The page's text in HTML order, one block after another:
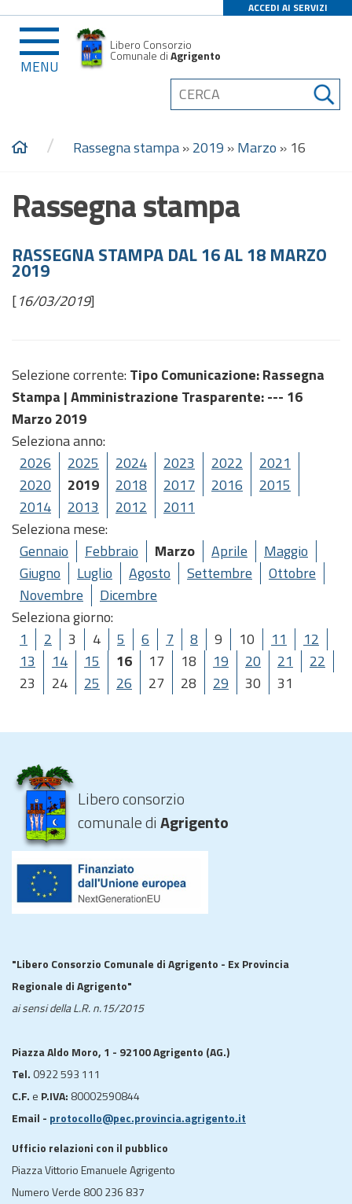
ACCEDI AI SERVIZI
MENU
Libero Consorzio
Comunale diAgrigento
/ Rassegna stampa»2019 »Marzo » 16
Rassegna stampa
RASSEGNA STAMPA DAL 16 AL 18 MARZO
2019
[16/03/2019]
Selezione corrente: Tipo Comunicazione: Rassegna
Stampa |Amministrazione Trasparente: --- 16
Marzo 2019
Seleziona anno:
2026
2025 2024 2023 2022
2021
2020
2019 2018 2017 2016
2015
2014
2013 2012
2011
Seleziona mese:
Gennaio
Febbraio Marzo Aprile
Maggio
Giugno
Luglio Agosto Settembre
Ottobre
Novembre
Dicembre
Seleziona giorno:
1
2 3 4 5 6 7 8 9 10 11
12
13
14 15 16 17 18 19 20 21
22
23
24 25 26 27 28 29 30 31
Libero consorzio
comunale diAgrigento
"Libero Consorzio Comunale di Agrigento - Ex Provincia
Regionale di Agrigento"
ai sensi della L.R. n.15/2015
Piazza Aldo Moro, 1 - 92100 Agrigento (AG.)
Tel. 0922 593 111
C.F. e P.IVA: 80002590844
Email - protocollo@pec.provincia.agrigento.it
Ufficio relazioni con il pubblico
Piazza Vittorio Emanuele Agrigento
Numero Verde 800 236 837